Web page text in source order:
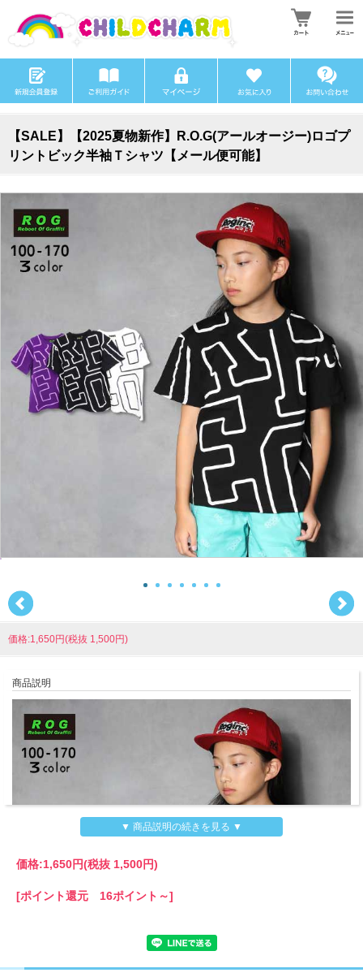
【SALE】【2025夏物新作】R.O.G(アールオージー)ロゴプ
リントビック半袖Ｔシャツ【メール便可能】
価格:1,650円(税抜 1,500円)
商品説明
▼ 商品説明の続きを見る ▼
価格:1,650円(税抜 1,500円)
[ポイント還元 16ポイント～]